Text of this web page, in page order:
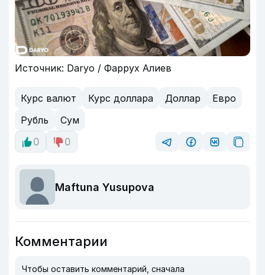
Источник: Daryo / Фаррух Алиев
Курс валют Курс доллара Доллар
Евро
Рубль
Сум
0
0
Maftuna Yusupova
Комментарии
Чтобы оставить комментарий, сначала